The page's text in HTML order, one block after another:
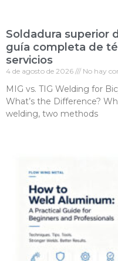
Soldadura superior
guía completa de
servicios
4 de agosto de 2026 No hay
MIG vs. TIG Welding for
What’s the Difference?
welding, two methods